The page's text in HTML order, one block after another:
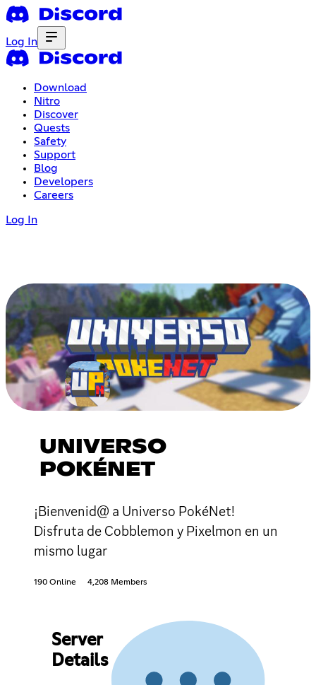
Log In
Download
Nitro
Discover
Quests
Safety
Support
Blog
Developers
Careers
Log In
UNIVERSO
POKÉNET
¡Bienvenid@ a Universo PokéNet!
Disfruta de Cobblemon y Pixelmon en un
mismo lugar
190 Online 4,208 Members
Server
Details